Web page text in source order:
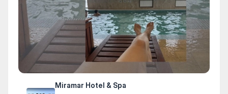
Miramar Hotel & Spa